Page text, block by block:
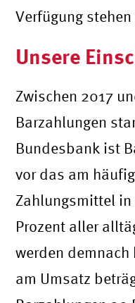
Verfügung
Unsere
Zwischen 2017
Barzahlungen
Bundesbank ist
vor das am
Zahlungsmittel
Prozent aller
werden demnach
am Umsatz